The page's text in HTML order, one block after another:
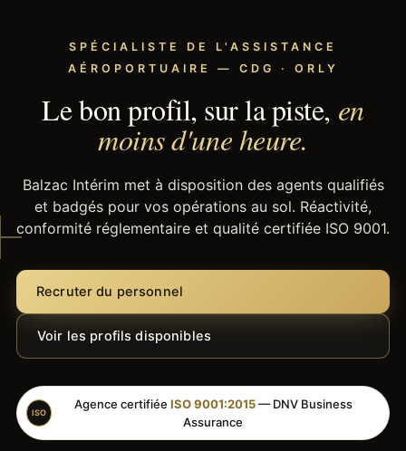
SPÉCIALISTE DE L'ASSISTANCE
AÉROPORTUAIRE — CDG · ORLY
Le bon profil, sur la piste, en
moins d'une heure.
Balzac Intérim met à disposition des agents qualifiés
et badgés pour vos opérations au sol. Réactivité,
conformité réglementaire et qualité certifiée ISO 9001.
Recruter du personnel
Voir les profils disponibles
ISO
Agence certifiée ISO 9001:2015— DNV Business
Assurance